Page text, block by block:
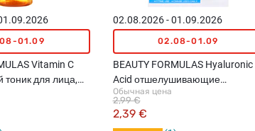
01.09
Vitamin C
для лица,
02.08.2026 - 01.09.2026
02.08-01.09
BEAUTY FORMULAS Hyaluronic
Acid отшелушивающие
тонизирующие подушечки,
30шт.
Обычная цена
2,39 €
2,99 €